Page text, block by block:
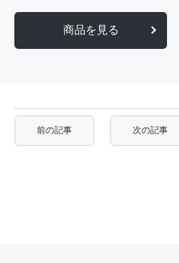
商品を見る